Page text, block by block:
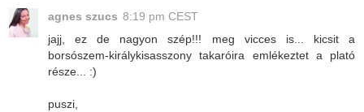
agnes szucs 8:19 pm CEST
jajj, ez de nagyon szép!!! meg vicces is... kicsit a
borsószem-királykisasszony takaróira emlékeztet a plató
része... :)
puszi,